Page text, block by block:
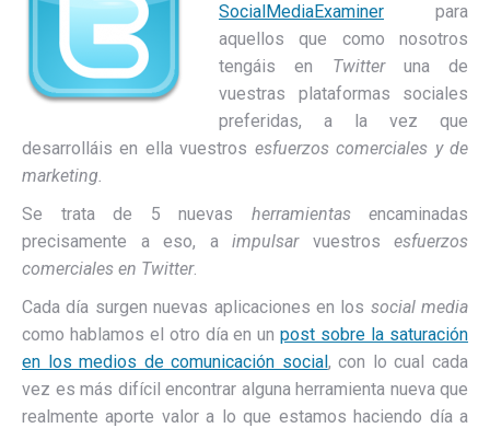
SocialMediaExaminer para
aquellos que como nosotros
tengáis en Twitteruna de
vuestras plataformas sociales
preferidas, a la vez que
desarrolláis en ella vuestros esfuerzos comerciales y de
marketing.
Se trata de 5 nuevas herramientas encaminadas
precisamente a eso, aimpulsarvuestros esfuerzos
comerciales en Twitter.
Cada día surgen nuevas aplicaciones en los social media
como hablamos el otro día en unpost sobre la saturación
en los medios de comunicación social, con lo cual cada
vez es más difícil encontrar alguna herramienta nueva que
realmente aporte valor a lo que estamos haciendo día a